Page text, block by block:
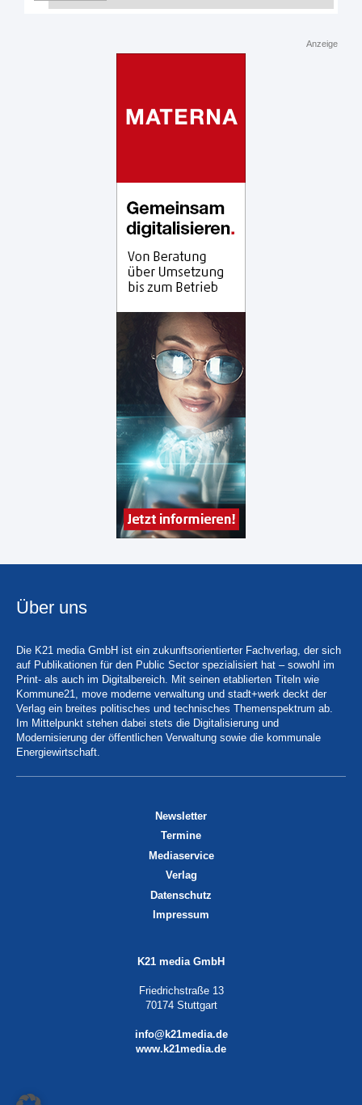
Anzeige
Über uns
Die K21 media GmbH ist ein zukunftsorientierter Fachverlag, der sich
auf Publikationen für den Public Sector spezialisiert hat – sowohl im
Print- als auch im Digitalbereich. Mit seinen etablierten Titeln wie
Kommune21, move moderne verwaltung und stadt+werk deckt der
Verlag ein breites politisches und technisches Themenspektrum ab.
Im Mittelpunkt stehen dabei stets die Digitalisierung und
Modernisierung der öffentlichen Verwaltung sowie die kommunale
Energiewirtschaft.
Newsletter
Termine
Mediaservice
Verlag
Datenschutz
Impressum
K21 media GmbH
Friedrichstraße 13
70174 Stuttgart
info@k21media.de
www.k21media.de